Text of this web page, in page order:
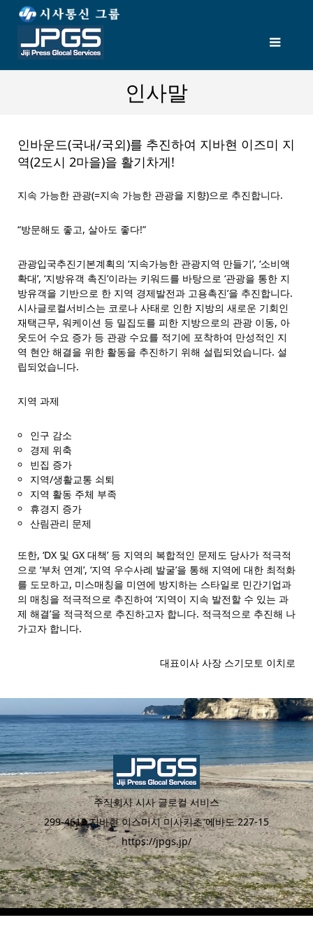
인사말
인바운드(국내/국외)를 추진하여 지바현 이즈미 지
역(2도시 2마을)을 활기차게!
지속 가능한 관광(=지속 가능한 관광을 지향)으로 추진합니다.
“방문해도 좋고, 살아도 좋다!”
관광입국추진기본계획의 ‘지속가능한 관광지역 만들기’, ‘소비액
확대’, ‘지방유객 촉진’이라는 키워드를 바탕으로 ‘관광을 통한 지
방유객을 기반으로 한 지역 경제발전과 고용촉진’을 추진합니다.
시사글로컬서비스는 코로나 사태로 인한 지방의 새로운 기회인
재택근무, 워케이션 등 밀집도를 피한 지방으로의 관광 이동, 아
웃도어 수요 증가 등 관광 수요를 적기에 포착하여 만성적인 지
역 현안 해결을 위한 활동을 추진하기 위해 설립되었습니다. 설
립되었습니다.
지역 과제
인구 감소
경제 위축
빈집 증가
지역/생활교통 쇠퇴
지역 활동 주체 부족
휴경지 증가
산림관리 문제
또한, ‘DX 및 GX 대책’ 등 지역의 복합적인 문제도 당사가 적극적
으로 ‘부처 연계’, ‘지역 우수사례 발굴’을 통해 지역에 대한 최적화
를 도모하고, 미스매칭을 미연에 방지하는 스타일로 민간기업과
의 매칭을 적극적으로 추진하여 ‘지역이 지속 발전할 수 있는 과
제 해결’을 적극적으로 추진하고자 합니다. 적극적으로 추진해 나
가고자 합니다.
대표이사 사장 스기모토 이치로
주식회사 시사 글로컬 서비스
299-4612 지바현 이스미시 미사키초 에바도 227-15
https://jpgs.jp/